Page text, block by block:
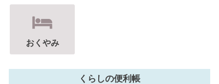
おくやみ
くらしの便利帳